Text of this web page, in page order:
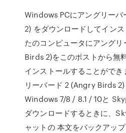
Windows PCにアングリー
2) をダウンロードしてイン
たのコンピュータにアング
Birds 2)をこのポストから無
インストールすることがで
リーバード 2 (Angry Birds 2)
Windows 7/8 / 8.1 / 10と
ダウンロードするときに、
ャットの 本文をバックアッ